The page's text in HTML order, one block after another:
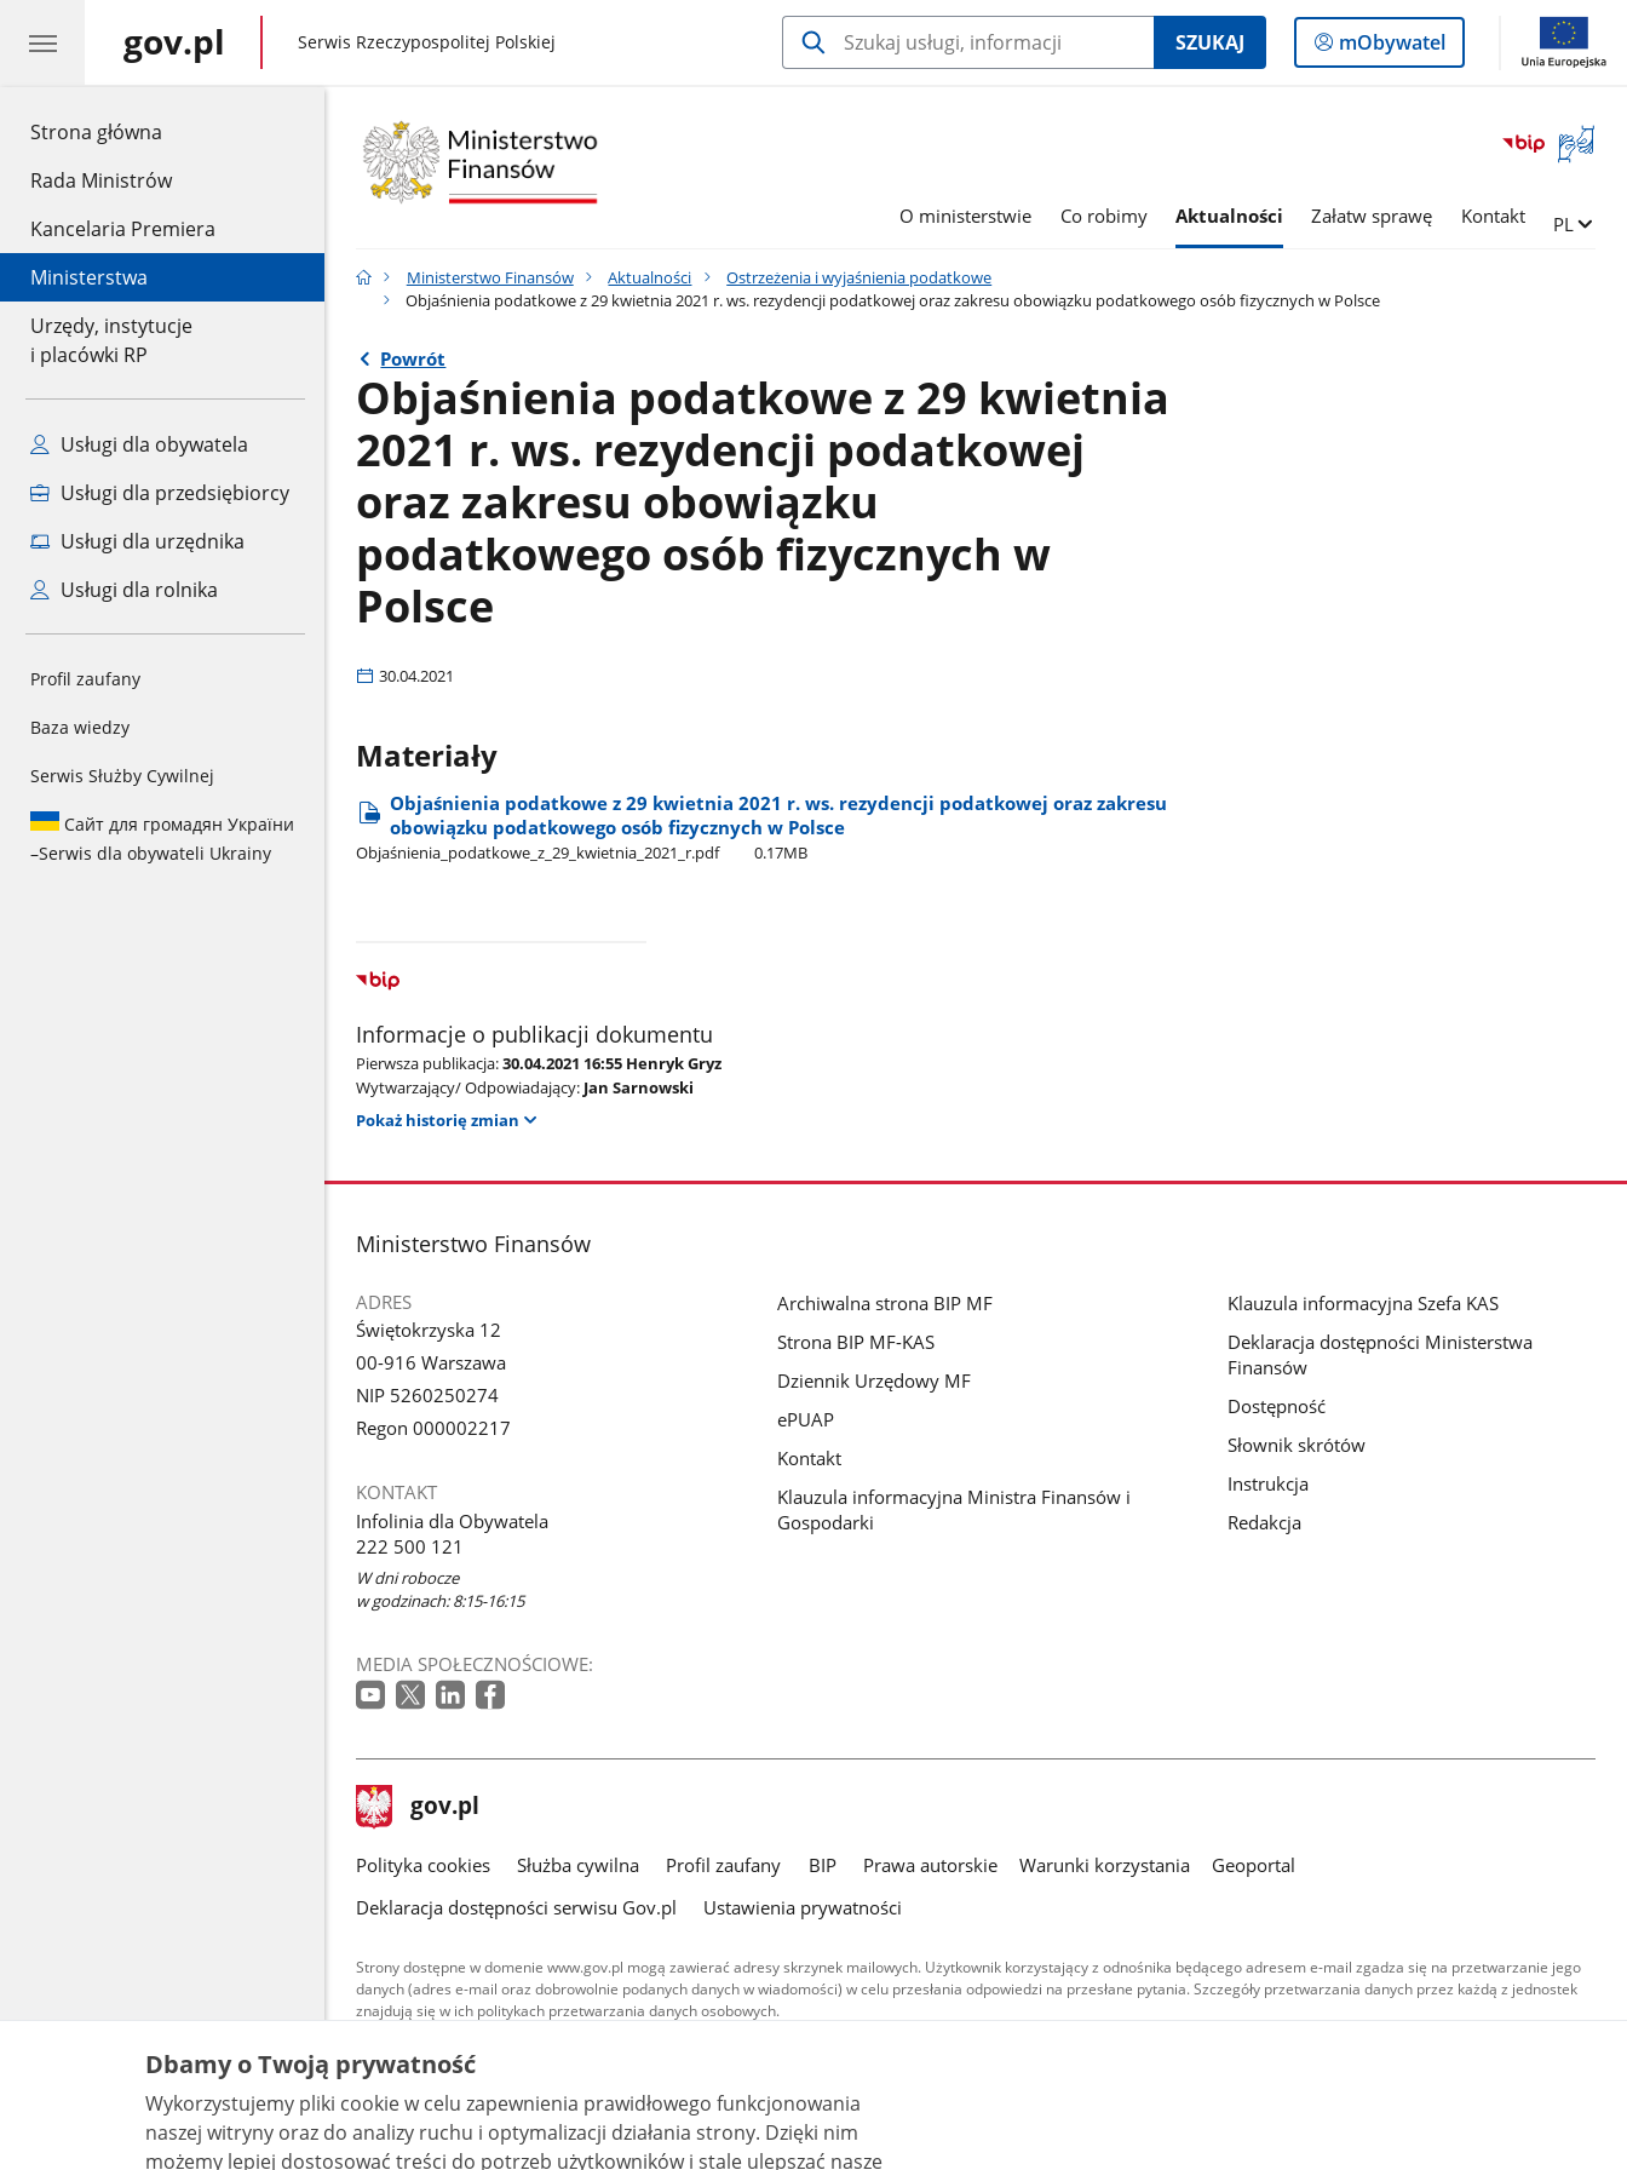
Strona główna
Rada Ministrów
Kancelaria Premiera
Ministerstwa
Urzędy, instytucje
i placówki RP
Usługi dla obywatela
Usługi dla przedsiębiorcy
Usługi dla urzędnika
Usługi dla rolnika
Profil zaufany
Baza wiedzy
Serwis Służby Cywilnej
Сайт для громадян України
–Serwis dla obywateli Ukrainy
gov.pl gov.pl
Serwis Rzeczypospolitej Polskiej SZUKAJ
Logowanie
do
mObywatel
Otwórz
okno
języka
O ministerstwie Co robimy Aktualności Załatw sprawę Kontakt Zmień
PL
Ministerstwo Finansów Aktualności
Ostrzeżenia i wyjaśnienia podatkowe
Objaśnienia podatkowe z 29 kwietnia 2021 r. ws. rezydencji podatkowej oraz zakresu obowiązku podatkowego osób fizycznych w Polsce
Powrót
Objaśnienia podatkowe z 29 kwietnia
2021 r. ws. rezydencji podatkowej
oraz zakresu obowiązku
podatkowego osób fizycznych w
Polsce
30.04.2021
Materiały
Objaśnienia podatkowe z 29 kwietnia 2021 r. ws. rezydencji podatkowej oraz zakresu
obowiązku podatkowego osób fizycznych w Polsce
Objaśnienia​_podatkowe​_z​_29​_kwietnia​_2021​_r.pdf 0.17MB
Informacje o publikacji dokumentu
Pierwsza publikacja:30.04.2021 16:55 Henryk Gryz
Wytwarzający/ Odpowiadający: Jan Sarnowski
Pokaż historię zmian
stopka
Ministerstwo Finansów
ADRES
Świętokrzyska 12
00-916 Warszawa
NIP 5260250274
Regon 000002217
KONTAKT
Infolinia dla Obywatela
222 500 121
W dni robocze
w godzinach: 8:15-16:15
MEDIA SPOŁECZNOŚCIOWE:
Archiwalna strona BIP MF
Strona BIP MF-KAS
Dziennik Urzędowy MF
ePUAP
Kontakt
Klauzula informacyjna Ministra Finansów i
Gospodarki
Klauzula informacyjna Szefa KAS
Deklaracja dostępności Ministerstwa
Finansów
Dostępność
Słownik skrótów
Instrukcja
Redakcja
stopka
gov.pl Strona
gov.pl
gov.pl
Polityka cookies Służba cywilna Profil zaufany BIP Prawa autorskie Warunki korzystania
Geoportal
Deklaracja dostępności serwisu Gov.pl
Ustawienia prywatności
Strony dostępne w domenie www.gov.pl mogą zawierać adresy skrzynek mailowych. Użytkownik korzystający z odnośnika będącego adresem e-mail zgadza się na przetwarzanie jego
danych (adres e-mail oraz dobrowolnie podanych danych w wiadomości) w celu przesłania odpowiedzi na przesłane pytania. Szczegóły przetwarzania danych przez każdą z jednostek
znajdują się w ich politykach przetwarzania danych osobowych.
Treści tekstowe publikowane w serwisie (z wyłączeniem treści audiowizualnych), są
udostępniane na licencji typu Creative Commons: uznanie autorstwa - na tych samych
warunkach 4.0 (CC BY-SA 4.0). Materiały audiowizualne, w tym zdjęcia, materiały audio i wideo,
są udostępniane na licencji typu Creative Commons: uznanie autorstwa użycie niekomercyjne -
bez utworów zależnych 4.0 (CC BY-NC-ND 4.0), o ile nie jest to stwierdzone inaczej.
Dbamy o Twoją prywatność
Wykorzystujemy pliki cookie w celu zapewnienia prawidłowego funkcjonowania
naszej witryny oraz do analizy ruchu i optymalizacji działania strony. Dzięki nim
możemy lepiej dostosować treści do potrzeb użytkowników i stale ulepszać nasze